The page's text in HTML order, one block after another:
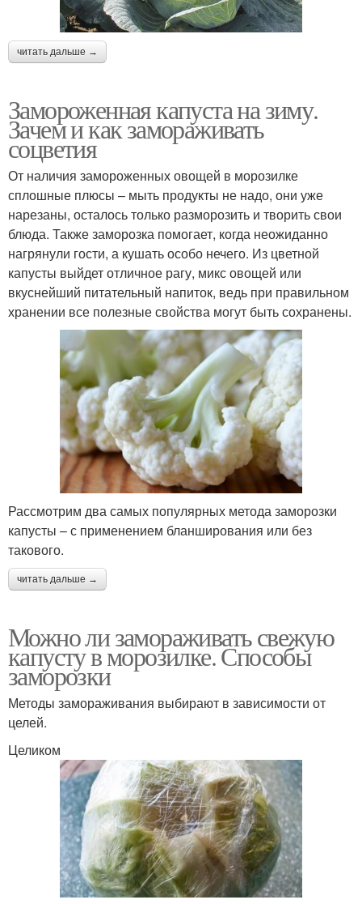
читать дальше →
Замороженная капуста на зиму.
Зачем и как замораживать
соцветия
От наличия замороженных овощей в морозилке
сплошные плюсы – мыть продукты не надо, они уже
нарезаны, осталось только разморозить и творить свои
блюда. Также заморозка помогает, когда неожиданно
нагрянули гости, а кушать особо нечего. Из цветной
капусты выйдет отличное рагу, микс овощей или
вкуснейший питательный напиток, ведь при правильном
хранении все полезные свойства могут быть сохранены.
Рассмотрим два самых популярных метода заморозки
капусты – с применением бланширования или без
такового.
читать дальше →
Можно ли замораживать свежую
капусту в морозилке. Способы
заморозки
Методы замораживания выбирают в зависимости от
целей.
Целиком